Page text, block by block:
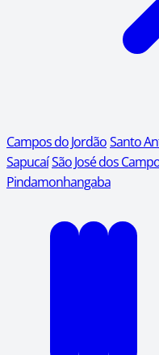
Campos do JordãoSanto
SapucaíSão José dos
Pindamonhangaba